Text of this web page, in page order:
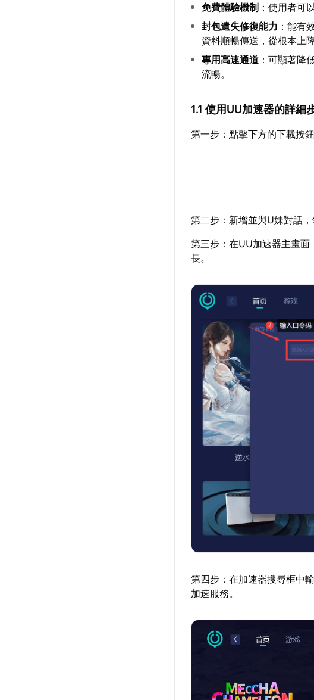
免費體驗機制 ：使用者可
封包遺失修復能力 ：能有
資料順暢傳送，從根本上
專用高速通道 ：可顯著降
流暢。
1.1 使用UU加速器的詳細
第一步：點擊下方的下載按
第二步：新增並與U妹對話，
第三步：在UU加速器主畫
長。
第四步：在加速器搜尋框中
加速服務。